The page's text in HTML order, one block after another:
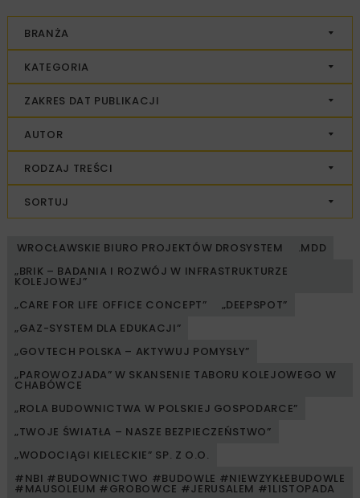
BRANŻA
KATEGORIA
ZAKRES DAT PUBLIKACJI
AUTOR
RODZAJ TREŚCI
SORTUJ
WROCŁAWSKIE BIURO PROJEKTÓW DROSYSTEM
.MDD
„BRIK – BADANIA I ROZWÓJ W INFRASTRUKTURZE
KOLEJOWEJ”
„CARE FOR LIFE OFFICE CONCEPT”
„DEEPSPOT”
„GAZ-SYSTEM DLA EDUKACJI”
„GOVTECH POLSKA – AKTYWUJ POMYSŁY”
„PAROWOZJADA” W SKANSENIE TABORU KOLEJOWEGO W
CHABÓWCE
„ROLA BUDOWNICTWA W POLSKIEJ GOSPODARCE”
„TWOJE ŚWIATŁA – NASZE BEZPIECZEŃSTWO”
„WODOCIĄGI KIELECKIE” SP. Z O.O.
#NBI #BUDOWNICTWO #BUDOWLE #NIEWZYKŁEBUDOWLE
#MAUSOLEUM #GROBOWCE #JERUSALEM #1LISTOPADA